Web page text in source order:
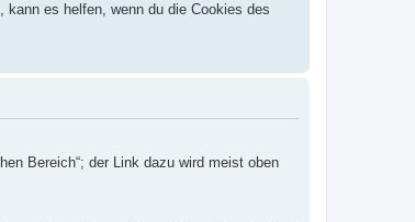
kann es helfen, wenn du die Cookies des
Bereich“; der Link dazu wird meist oben